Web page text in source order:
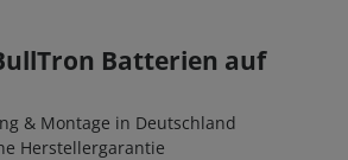
Batterien auf
& Montage in Deutschland
Herstellergarantie